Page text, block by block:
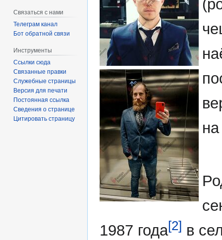
1987 года[2] в
Связаться с нами
Телеграм канал
Бот обратной связи
Инструменты
Ссылки сюда
Связанные правки
Служебные страницы
Версия для печати
Постоянная ссылка
Сведения о странице
Цитировать страницу